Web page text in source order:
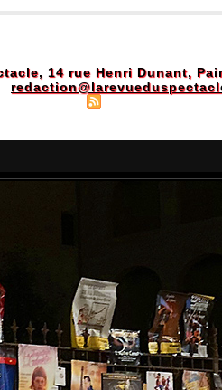
14 rue Henri Dunant,